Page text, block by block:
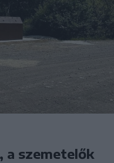
a szemetelők